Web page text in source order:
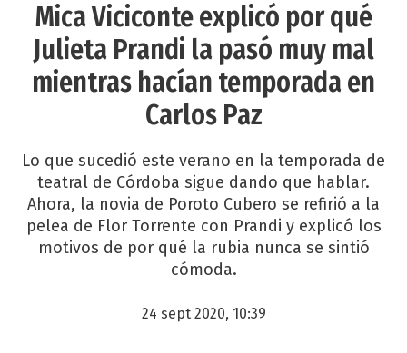
Mica Viciconte explicó por qué
Julieta Prandi la pasó muy mal
mientras hacían temporada en
Carlos Paz
Lo que sucedió este verano en la temporada de
teatral de Córdoba sigue dando que hablar.
Ahora, la novia de Poroto Cubero se refirió a la
pelea de Flor Torrente con Prandi y explicó los
motivos de por qué la rubia nunca se sintió
cómoda.
24 sept 2020, 10:39